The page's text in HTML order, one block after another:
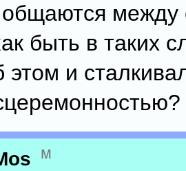
между
быть в таких
этом и
м